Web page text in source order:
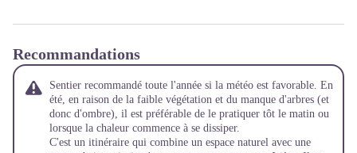
Recommandations
Sentier recommandé toute l'année si la météo est favorable. En
été, en raison de la faible végétation et du manque d'arbres (et
donc d'ombre), il est préférable de le pratiquer tôt le matin ou
lorsque la chaleur commence à se dissiper.
C'est un itinéraire qui combine un espace naturel avec une